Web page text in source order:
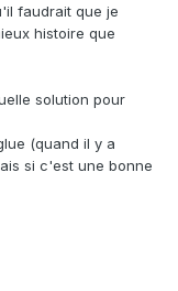
faudrait que je
histoire que
solution pour
(quand il y a
si c'est une bonne